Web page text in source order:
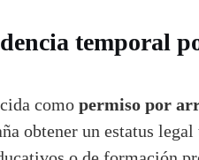
temporal
como permiso por
obtener un estatus